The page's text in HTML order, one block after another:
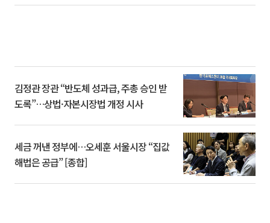
김정관 장관 “반도체 성과급, 주총 승인 받
도록”…상법·자본시장법 개정 시사
세금 꺼낸 정부에…오세훈 서울시장 “집값
해법은 공급” [종합]